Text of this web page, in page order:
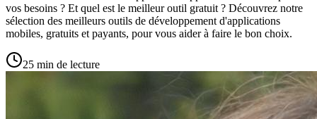
vos besoins ? Et quel est le meilleur outil gratuit ? Découvrez notre
sélection des meilleurs outils de développement d'applications
mobiles, gratuits et payants, pour vous aider à faire le bon choix.
25 min de lecture